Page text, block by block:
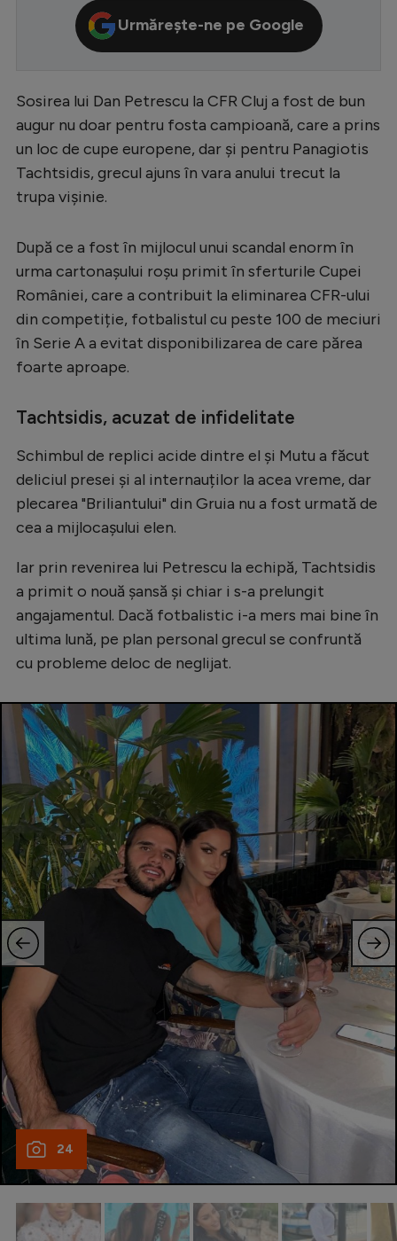
Campionate
EURO 2024
Stranieri
Clasamente
Tenis
Handbal
Natație
Formula 1
Rugby
Ciclism
Alte sporturi
JO 2024
JO 2026
Intră în cont
Creează cont
Urmărește-ne pe Google
Sosirea lui Dan Petrescu la CFR Cluj a fost de bun
augur nu doar pentru fosta campioană, care a prins
un loc de cupe europene, dar și pentru Panagiotis
Tachtsidis, grecul ajuns în vara anului trecut la
trupa vișinie.
După ce a fost în mijlocul unui scandal enorm în
urma cartonașului roșu primit în sferturile Cupei
României, care a contribuit la eliminarea CFR-ului
din competiție, fotbalistul cu peste 100 de meciuri
în Serie A a evitat disponibilizarea de care părea
foarte aproape.
Tachtsidis, acuzat de infidelitate
Schimbul de replici acide dintre el și Mutu a făcut
deliciul presei și al internauților la acea vreme, dar
plecarea "Briliantului" din Gruia nu a fost urmată de
cea a mijlocașului elen.
Iar prin revenirea lui Petrescu la echipă, Tachtsidis
a primit o nouă șansă și chiar i s-a prelungit
angajamentul. Dacă fotbalistic i-a mers mai bine în
ultima lună, pe plan personal grecul se confruntă
cu probleme deloc de neglijat.
24